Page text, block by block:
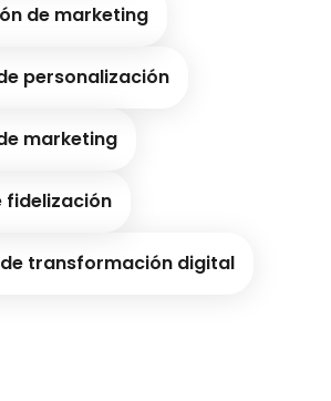
de marketing
personalización
marketing
fidelización
transformación digital